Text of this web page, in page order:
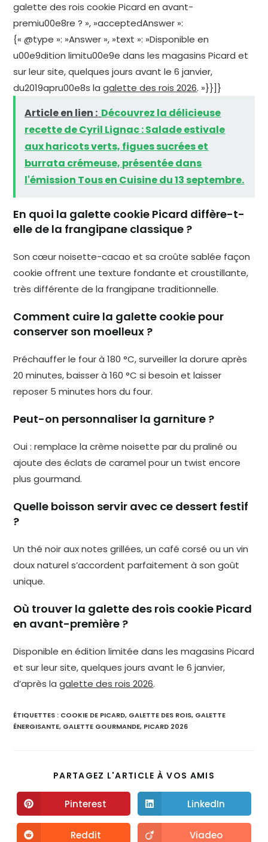
galette des rois cookie Picard en avant-
premiu00e8re ? », »acceptedAnswer »:
{« @type »: »Answer », »text »: »Disponible en
u00e9dition limitu00e9e dans les magasins Picard et
sur leur site, quelques jours avant le 6 janvier,
du2019apru00e8s lagalette des rois 2026. »}}]}
Article en lien : Découvrez la délicieuse
recette de Cyril Lignac : Salade estivale
aux haricots verts, figues sucrées et
burrata crémeuse, présentée dans
l'émission Tous en Cuisine du 13 septembre.
En quoi la galette cookie Picard diffère-t-
elle de la frangipane classique ?
Son cœur noisette-cacao et sa croûte sablée façon
cookie offrent une texture fondante et croustillante,
très différente de la frangipane traditionnelle.
Comment cuire la galette cookie pour
conserver son moelleux ?
Préchauffer le four à 180 °C, surveiller la dorure après
20 minutes, baisser à 160 °C si besoin et laisser
reposer 5 minutes hors du four.
Peut-on personnaliser la garniture ?
Oui : remplace la crème noisette par du praliné ou
ajoute des éclats de caramel pour un twist encore
plus gourmand.
Quelle boisson servir avec ce dessert festif
?
Un thé noir aux notes grillées, un café corsé ou un vin
doux naturel s’accordent parfaitement à son goût
unique.
Où trouver la galette des rois cookie Picard
en avant-première ?
Disponible en édition limitée dans les magasins Picard
et sur leur site, quelques jours avant le 6 janvier,
d’après lagalette des rois 2026.
ÉTIQUETTES : COOKIE DE PICARD, GALETTE DES ROIS, GALETTE
ÉNERGISANTE, GALETTE GOURMANDE, PICARD 2026
PARTAGEZ L'ARTICLE À VOS AMIS
Pinterest LinkedIn
Reddit Viadeo